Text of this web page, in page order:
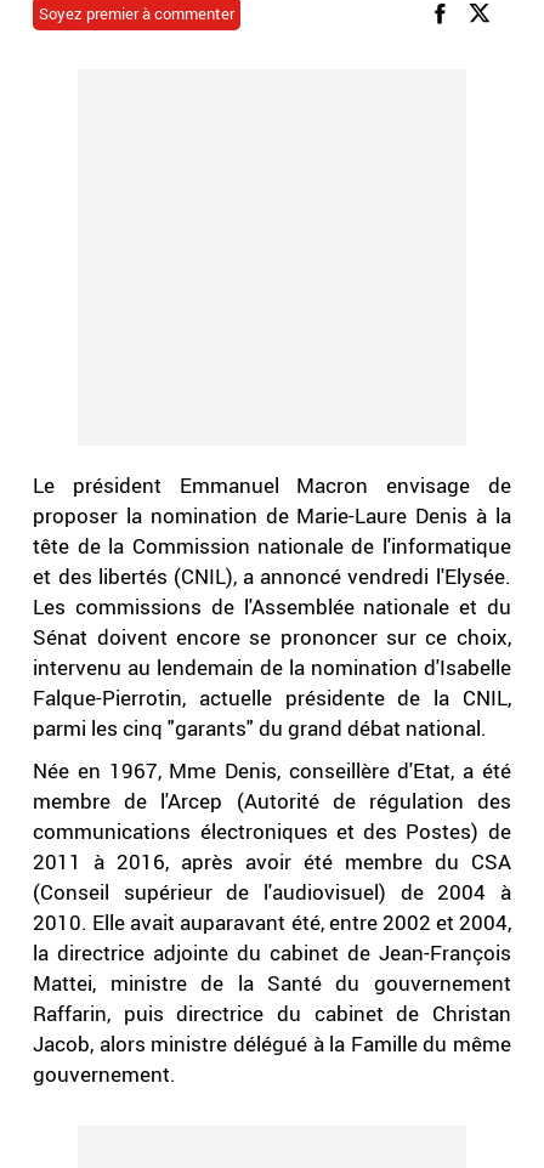
Soyez premier à commenter
Le président Emmanuel Macron envisage de
proposer la nomination de Marie-Laure Denis à la
tête de la Commission nationale de l'informatique
et des libertés (CNIL), a annoncé vendredi l'Elysée.
Les commissions de l'Assemblée nationale et du
Sénat doivent encore se prononcer sur ce choix,
intervenu au lendemain de la nomination d'Isabelle
Falque-Pierrotin, actuelle présidente de la CNIL,
parmi les cinq "garants" du grand débat national.
Née en 1967, Mme Denis, conseillère d'Etat, a été
membre de l'Arcep (Autorité de régulation des
communications électroniques et des Postes) de
2011 à 2016, après avoir été membre du CSA
(Conseil supérieur de l'audiovisuel) de 2004 à
2010. Elle avait auparavant été, entre 2002 et 2004,
la directrice adjointe du cabinet de Jean-François
Mattei, ministre de la Santé du gouvernement
Raffarin, puis directrice du cabinet de Christan
Jacob, alors ministre délégué à la Famille du même
gouvernement.